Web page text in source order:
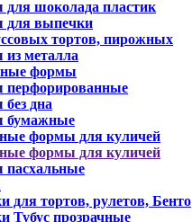
шоколада пластик
выпечки
тортов, пирожных
металла
формы
дна
формы для куличей
формы для куличей
для тортов, рулетов, Бенто
Тубус прозрачные